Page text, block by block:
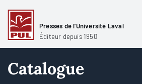
Presses de l'Université Laval
Éditeur depuis 1950
Catalogue